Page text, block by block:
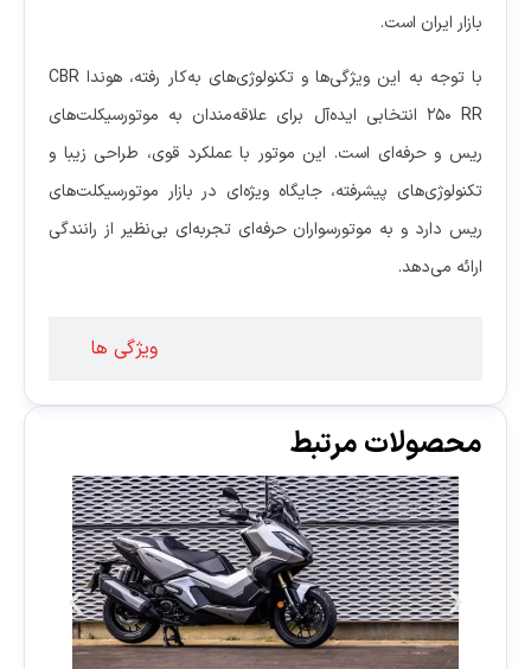
ویژگی ها
بازار ایران است.
با توجه به این ویژگی‌ها و تکنولوژی‌های به‌کار رفته، هوندا CBR
250 RR انتخابی ایده‌آل برای علاقه‌مندان به موتورسیکلت‌های
ریس و حرفه‌ای است. این موتور با عملکرد قوی، طراحی زیبا و
تکنولوژی‌های پیشرفته، جایگاه ویژه‌ای در بازار موتورسیکلت‌های
ریس دارد و به موتورسواران حرفه‌ای تجربه‌ای بی‌نظیر از رانندگی
ارائه می‌دهد.
محصولات مرتبط